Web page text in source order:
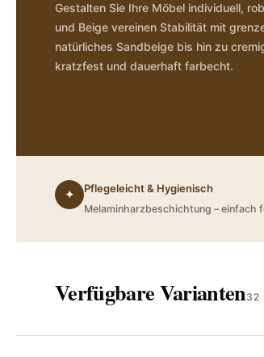
Gestalten Sie Ihre Möbel individuell,
und Beige vereinen Stabilität mit
natürliches Sandbeige bis hin zu
kratzfest und dauerhaft farbecht.
✦ Pflegeleicht & Hygienisch
Melaminharzbeschichtung – einfach
Verfügbare Varianten32